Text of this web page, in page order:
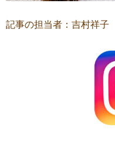
記事の担当者：吉村祥子